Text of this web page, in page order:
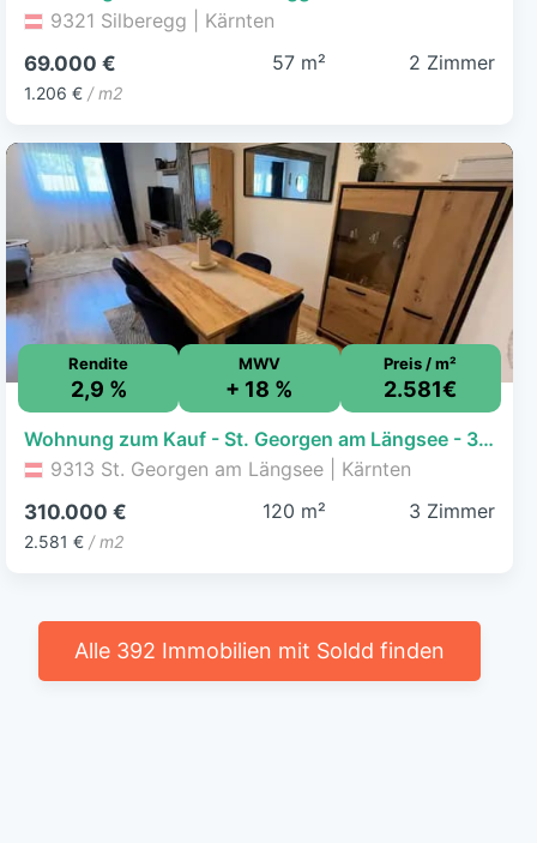
9321 Silberegg | Kärnten
69.000 €
1.206 € / m2
57 m² 2 Zimmer
Rendite
2,9 %
MWV
+ 18 %
Preis / m²
2.581€
Wohnung zum Kauf - St. Georgen am Längsee - 310.000 € - 3 Zimmer, 120,1 m², EG
9313 St. Georgen am Längsee | Kärnten
310.000 €
2.581 € / m2
120 m² 3 Zimmer
Alle 392 Immobilien mit Soldd finden